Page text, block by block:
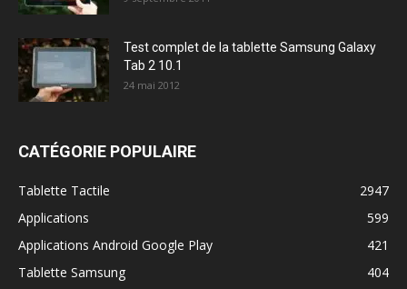
Test complet de la tablette Samsung Galaxy
Tab 2 10.1
24 mai 2012
CATÉGORIE POPULAIRE
Tablette Tactile
2947
Applications
599
Applications Android Google Play
421
Tablette Samsung
404